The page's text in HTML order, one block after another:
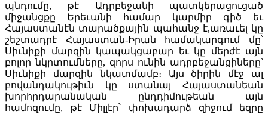
պնդումը, թէ Ադրբեջանի պատկերացուցած
միջանցքը Երեւանի համար կարմիր գիծ եւ
Հայաստանէն տարածքային պահանջ է,առաւել կը
շեշտադրէ Հայաստան-Իրան համակարգում մը՝
Սիւնիքի մարզին կապակցաբար եւ կը մերժէ այն
բոլոր նկրտումները, զորս ունին ադրբեջանցիները՝
Սիւնիքի մարզին նկատմամբ։ Այս ծիրին մէջ ալ
բովանդակութիւն կը ստանայ Հայաստանեան
խորհրդարանական ընդդիմութեան այն
համոզումը, թէ Միլլէր՝ փոխադարձ զիջում եզրը